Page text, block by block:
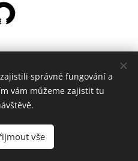
Křižíkova 788, Hradec Králové
English
správné fungování a
vám můžeme zajistit tu
vše